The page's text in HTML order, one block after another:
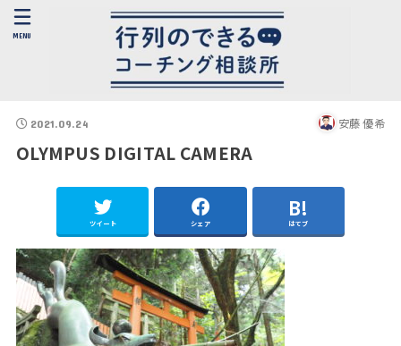
MENU
2021.09.24 安藤 優希
OLYMPUS DIGITAL CAMERA
ツイート シェア はてブ